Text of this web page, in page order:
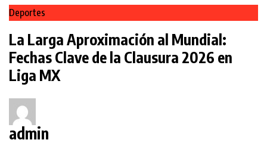
Deportes
La Larga Aproximación al Mundial:
Fechas Clave de la Clausura 2026 en
Liga MX
admin